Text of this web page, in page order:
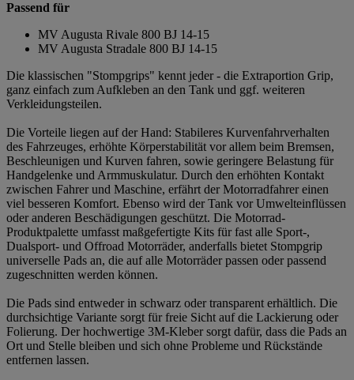
Passend für
MV Augusta Rivale 800 BJ 14-15
MV Augusta Stradale 800 BJ 14-15
Die klassischen "Stompgrips" kennt jeder - die Extraportion Grip,
ganz einfach zum Aufkleben an den Tank und ggf. weiteren
Verkleidungsteilen.
Die Vorteile liegen auf der Hand: Stabileres Kurvenfahrverhalten
des Fahrzeuges, erhöhte Körperstabilität vor allem beim Bremsen,
Beschleunigen und Kurven fahren, sowie geringere Belastung für
Handgelenke und Armmuskulatur. Durch den erhöhten Kontakt
zwischen Fahrer und Maschine, erfährt der Motorradfahrer einen
viel besseren Komfort. Ebenso wird der Tank vor Umwelteinflüssen
oder anderen Beschädigungen geschützt. Die Motorrad-
Produktpalette umfasst maßgefertigte Kits für fast alle Sport-,
Dualsport- und Offroad Motorräder, anderfalls bietet Stompgrip
universelle Pads an, die auf alle Motorräder passen oder passend
zugeschnitten werden können.
Die Pads sind entweder in schwarz oder transparent erhältlich. Die
durchsichtige Variante sorgt für freie Sicht auf die Lackierung oder
Folierung. Der hochwertige 3M-Kleber sorgt dafür, dass die Pads an
Ort und Stelle bleiben und sich ohne Probleme und Rückstände
entfernen lassen.